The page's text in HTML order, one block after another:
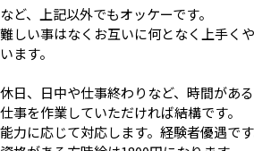
など、上記以外でもオッケーです。
難しい事はなくお互いに何となく上手く
います。
休日、日中や仕事終わりなど、時間があ
仕事を作業していただければ結構です。
能力に応じて対応します。経験者優遇で